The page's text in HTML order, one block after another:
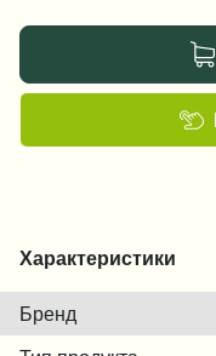
Характеристики
Бренд